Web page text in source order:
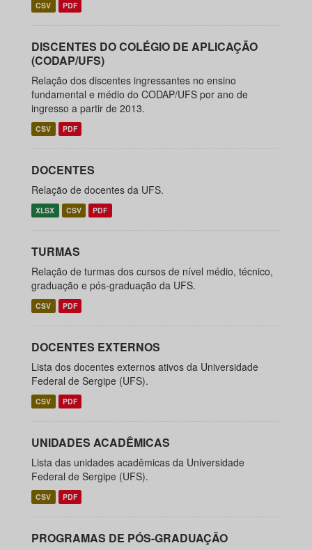
CSV PDF
DISCENTES DO COLÉGIO DE APLICAÇÃO
(CODAP/UFS)
Relação dos discentes ingressantes no ensino
fundamental e médio do CODAP/UFS por ano de
ingresso a partir de 2013.
CSV PDF
DOCENTES
Relação de docentes da UFS.
XLSX CSV PDF
TURMAS
Relação de turmas dos cursos de nível médio, técnico,
graduação e pós-graduação da UFS.
CSV PDF
DOCENTES EXTERNOS
Lista dos docentes externos ativos da Universidade
Federal de Sergipe (UFS).
CSV PDF
UNIDADES ACADÊMICAS
Lista das unidades acadêmicas da Universidade
Federal de Sergipe (UFS).
CSV PDF
PROGRAMAS DE PÓS-GRADUAÇÃO